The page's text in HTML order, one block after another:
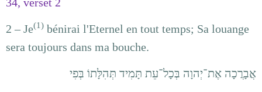
2 – Je(1) bénirai l'Eternel en tout temps; Sa louange
sera toujours dans ma bouche.
אֲבָרֲכָה אֶת־יְהוָה בְּכָל־עֵת תָּמִיד תְּהִלָּתוֹ בְּפִי